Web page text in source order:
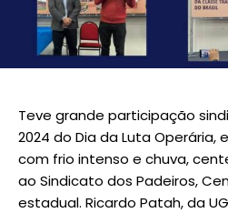
Teve grande participação
2024 do Dia da Luta Operária,
com frio intenso e chuva,
ao Sindicato dos Padeiros,
estadual. Ricardo Patah, da